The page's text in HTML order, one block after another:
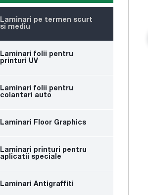
Laminari pe termen scurt
si mediu
Laminari folii pentru
printuri UV
Laminari folii pentru
colantari auto
Laminari Floor Graphics
Laminari printuri pentru
aplicatii speciale
Laminari Antigraffiti